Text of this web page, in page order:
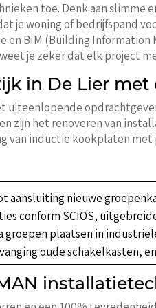
toe. Denk aan
je woning of bedrijfspand
BIM (Building
je zeker dat elk project
in De Lier
uiteenlopende
zijn het renoveren van
van inductie kookplaten
aansluiting nieuwe
conform SCIOS,
groepen plaatsen in
oude schakelkasten,